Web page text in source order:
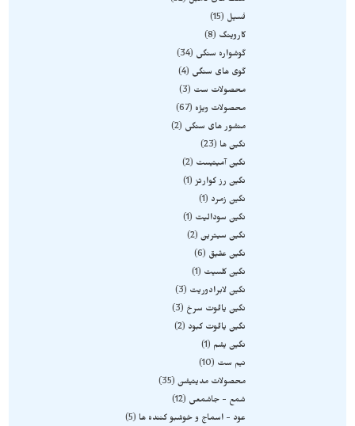
فسیل
15
کاروینگ
8
گوشواره سنگی
34
گوی های سنگی
4
محصولات ست
3
محصولات ویژه
67
منشور های سنگی
2
نگین ها
23
نگین آمیتیست
2
نگین رز کوارتز 1
نگین زمرد
1
نگین سودالیت
1
نگین سیترین 2
نگین عقیق
6
نگین کلسیت
1
نگین لابرادوریت
3
نگین یاقوت سرخ
3
نگین یاقوت کبود
2
نگین یشم
1
نیم ست
10
محصولات مدیتیشن 35
شمع - جاشمعی
12
عود - اسماج و خوشبو کننده ها
5